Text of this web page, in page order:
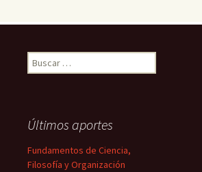
Buscar:
Últimos aportes
Fundamentos de Ciencia,
Filosofía y Organización